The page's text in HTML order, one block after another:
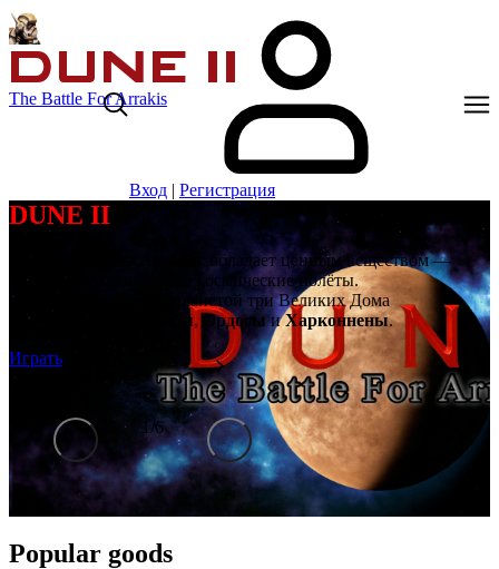
The Battle For Arrakis
Вход | Регистрация
DUNE II
Далёкая планета Арракис обладает ценным веществом —
спайсом, сокращающим космические полёты.
Борются за владение планетой три Великих Дома
Ландсраада:
Атрейдесы, ОрдосыиХарконнены.
Играть
1/6
Popular goods